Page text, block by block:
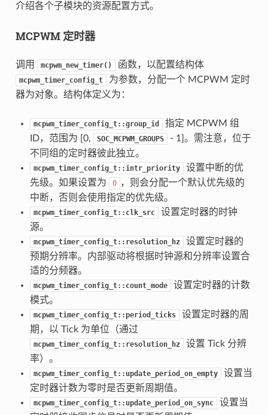
介绍各个子模块的资源配置方式。
MCPWM 定时器
调用 mcpwm_new_timer() 函数，以配置结构体
mcpwm_timer_config_t
为参数，分配一个 MCPWM 定时
器为对象。结构体定义为：
mcpwm_timer_config_t::group_id
指定 MCPWM 组
ID，范围为 [0,
SOC_MCPWM_GROUPS
- 1]。需注意，位于
不同组的定时器彼此独立。
mcpwm_timer_config_t::intr_priority
设置中断的优
先级。如果设置为
0 ，则会分配一个默认优先级的
中断，否则会使用指定的优先级。
mcpwm_timer_config_t::clk_src
设置定时器的时钟
源。
mcpwm_timer_config_t::resolution_hz
设置定时器的
预期分辨率。内部驱动将根据时钟源和分辨率设置合
适的分频器。
mcpwm_timer_config_t::count_mode
设置定时器的计数
模式。
mcpwm_timer_config_t::period_ticks
设置定时器的周
期，以 Tick 为单位（通过
mcpwm_timer_config_t::resolution_hz
设置 Tick 分辨
率）。
mcpwm_timer_config_t::update_period_on_empty
设置当
定时器计数为零时是否更新周期值。
mcpwm_timer_config_t::update_period_on_sync
设置当